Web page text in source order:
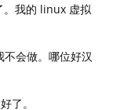
。我的 linux 虚拟
会做。哪位好汉
了。